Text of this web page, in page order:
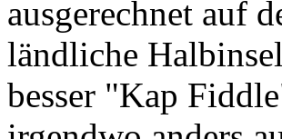
ausgerechnet auf
ländliche
besser "Kap